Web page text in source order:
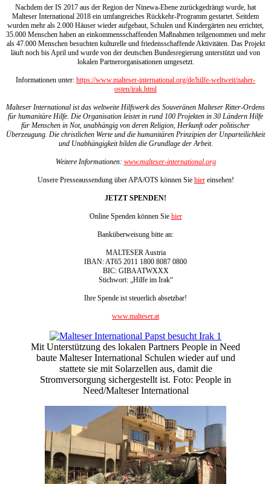
Nachdem der IS 2017 aus der Region der Ninewa-Ebene zurückgedrängt wurde, hat
Malteser International 2018 ein umfangreiches Rückkehr-Programm gestartet. Seitdem
wurden mehr als 2.000 Häuser wieder aufgebaut, Schulen und Kindergärten neu errichtet,
35.000 Menschen haben an einkommensschaffenden Maßnahmen teilgenommen und mehr
als 47.000 Menschen besuchten kulturelle und friedensschaffende Aktivitäten. Das Projekt
läuft noch bis April und wurde von der deutschen Bundesregierung unterstützt und von
lokalen Partnerorganisationen umgesetzt.
Informationen unter: https://www.malteser-international.org/de/hilfe-weltweit/naher-
osten/irak.html
Malteser International ist das weltweite Hilfswerk des Souveränen Malteser Ritter-Ordens
für humanitäre Hilfe. Die Organisation leistet in rund 100 Projekten in 30 Ländern Hilfe
für Menschen in Not, unabhängig von deren Religion, Herkunft oder politischer
Überzeugung. Die christlichen Werte und die humanitären Prinzipien der Unparteilichkeit
und Unabhängigkeit bilden die Grundlage der Arbeit.
Weitere Informationen: www.malteser-international.org
Unsere Presseaussendung über APA/OTS können Sie hiereinsehen!
JETZT SPENDEN!
Online Spenden können Sie hier
Banküberweisung bitte an:
MALTESER Austria
IBAN: AT65 2011 1800 8087 0800
BIC: GIBAATWXXX
Stichwort: „Hilfe im Irak“
Ihre Spende ist steuerlich absetzbar!
www.malteser.at
Mit Unterstützung des lokalen Partners People in Need
baute Malteser International Schulen wieder auf und
stattete sie mit Solarzellen aus, damit die
Stromversorgung sichergestellt ist. Foto: People in
Need/Malteser International